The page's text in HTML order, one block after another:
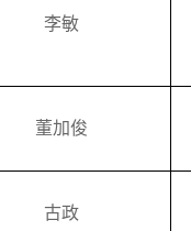
李敏
董加俊
古政